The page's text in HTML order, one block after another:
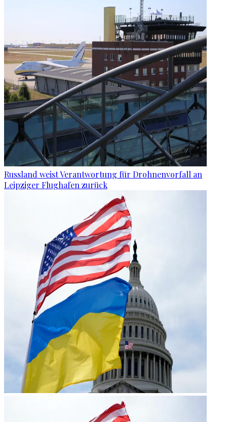
Russland weist Verantwortung für Drohnenvorfall an
Leipziger Flughafen zurück